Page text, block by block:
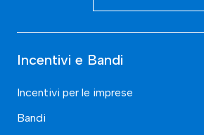
Incentivi e Bandi
Incentivi per le imprese
Bandi